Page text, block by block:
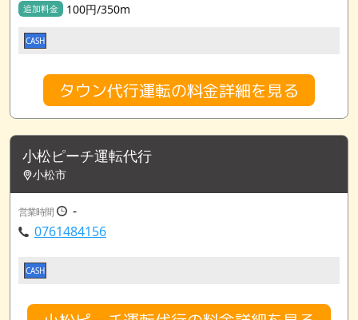
追加料金 100円/350m
CASH
タウン代行運転の料金詳細を見る
小松ピーチ運転代行
小松市
営業時間
-
0761484156
CASH